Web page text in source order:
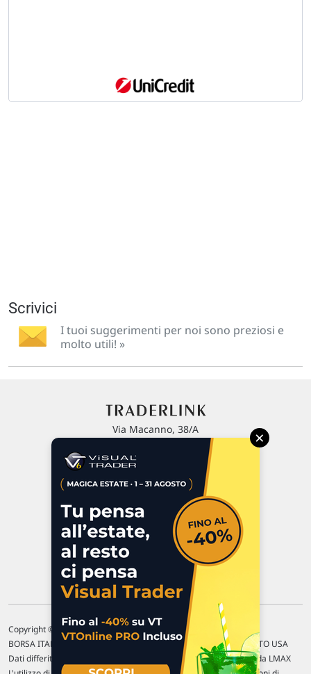
Scrivici
I tuoi suggerimenti per noi sono preziosi e
molto utili! »
Via Macanno, 38/A
P.IVA 02 452 460 401
Commenti e segnalazioni
Contattaci
Copyright © 1996-2026 Traderlink Italia s.r.l.
BORSA ITALIANA Quotazioni di borsa differite di 15 min. / MERCATO USA
Dati differiti di 15 min. (fonte Intrinio) / FOREX Quotazioni fornite da LMAX
×